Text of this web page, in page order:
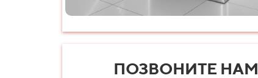
ПОЗВОНИТЕ НАМ